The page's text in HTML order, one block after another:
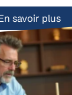
savoir plus